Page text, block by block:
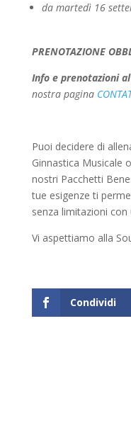
da martedì 16
PRENOTAZIONE
Info e prenotazioni
nostra pagina
Puoi decidere di
Ginnastica Musicale
nostri Pacchetti
tue esigenze ti
senza limitazioni con
Vi aspettiamo alla
Condividi